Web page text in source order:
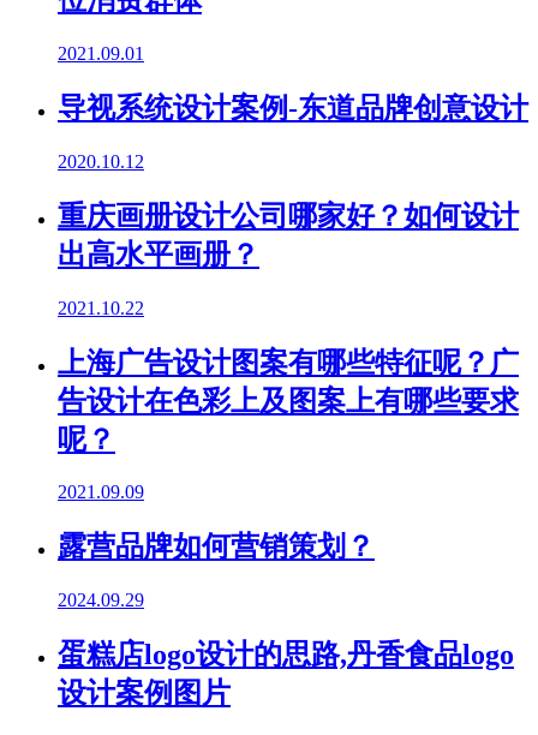
2021.09.01
导视系统设计案例-东道品牌创意设计
2020.10.12
重庆画册设计公司哪家好？如何设计
出高水平画册？
2021.10.22
上海广告设计图案有哪些特征呢？广
告设计在色彩上及图案上有哪些要求
呢？
2021.09.09
露营品牌如何营销策划？
2024.09.29
蛋糕店logo设计的思路,丹香食品logo
设计案例图片